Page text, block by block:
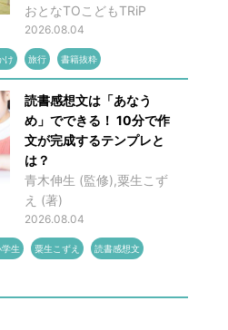
おとなTOこどもTRiP
2026.08.04
け 旅行 書籍抜粋
読書感想文は「あなう
め」でできる！ 10分で作
文が完成するテンプレと
は？
青木伸生 (監修),粟生こず
え (著)
2026.08.04
学生 粟生こずえ 読書感想文